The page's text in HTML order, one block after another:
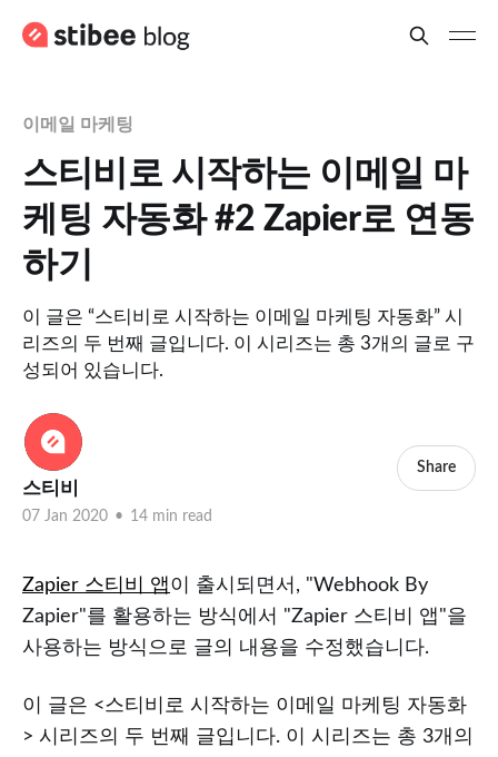
이메일 마케팅
스티비로 시작하는 이메일 마
케팅 자동화 #2 Zapier로 연동
하기
이 글은 “스티비로 시작하는 이메일 마케팅 자동화” 시
리즈의 두 번째 글입니다. 이 시리즈는 총 3개의 글로 구
성되어 있습니다.
스티비
07 Jan 2020 • 14 min read
Share
Zapier 스티비 앱이 출시되면서, "Webhook By
Zapier"를 활용하는 방식에서 "Zapier 스티비 앱"을
사용하는 방식으로 글의 내용을 수정했습니다.
이 글은 <스티비로 시작하는 이메일 마케팅 자동화
> 시리즈의 두 번째 글입니다. 이 시리즈는 총 3개의